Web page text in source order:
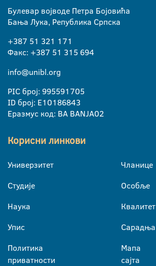
Булевар војводе Петра Бојовића
Бања Лука, Република Српска
+387 51 321 171
Факс: +387 51 315 694
info@unibl.org
PIC број: 995591705
ID број: E10186843
Еразмус код: BA BANJA02
Корисни линкови
Универзитет
Студије
Наука
Упис
Политика
приватности
Чланице
Особље
Квалитет
Сарадња
Мапа
сајта